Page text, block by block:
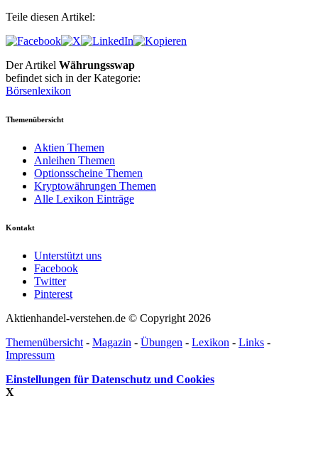
Teile diesen Artikel:
Der Artikel Währungsswap
befindet sich in der Kategorie:
Börsenlexikon
Themenübersicht
Aktien Themen
Anleihen Themen
Optionsscheine Themen
Kryptowährungen Themen
Alle Lexikon Einträge
Kontakt
Unterstützt uns
Facebook
Twitter
Pinterest
Aktienhandel-verstehen.de © Copyright 2026
Themenübersicht - Magazin - Übungen - Lexikon - Links -
Impressum
Einstellungen für Datenschutz und Cookies
X